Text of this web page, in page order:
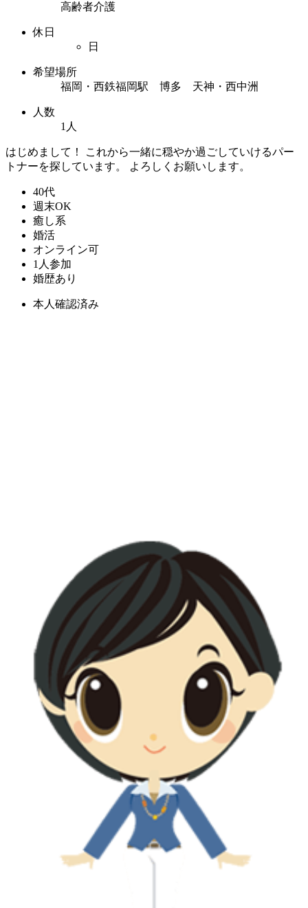
高齢者介護
休日
日
希望場所
福岡・西鉄福岡駅 博多 天神・西中洲
人数
1人
はじめまして！ これから一緒に穏やか過ごしていけるパー
トナーを探しています。 よろしくお願いします。
40代
週末OK
癒し系
婚活
オンライン可
1人参加
婚歴あり
本人確認済み